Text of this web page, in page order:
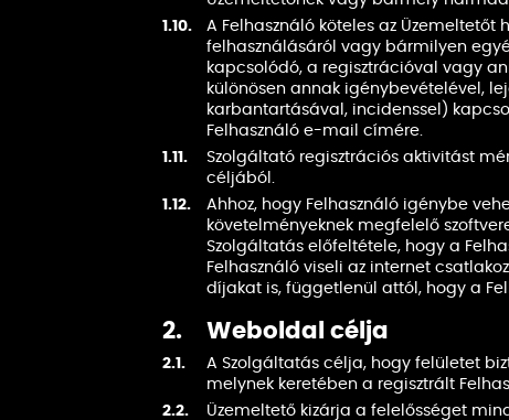
1.10.
A Felhasználó köteles az
felhasználásáról vagy bármilyen
kapcsolódó, a regisztrációval vagy
különösen annak igénybevételével,
karbantartásával, incidenssel)
Felhasználó e-mail címére.
1.11.
Szolgáltató regisztrációs aktivitást
céljából.
1.12.
Ahhoz, hogy Felhasználó igénybe
követelményeknek megfelelő
Szolgáltatás előfeltétele, hogy a
Felhasználó viseli az internet
díjakat is, függetlenül attól, hogy a
2. Weboldal célja
2.1.
A Szolgáltatás célja, hogy felületet
melynek keretében a regisztrált
2.2.
Üzemeltető kizárja a felelősséget